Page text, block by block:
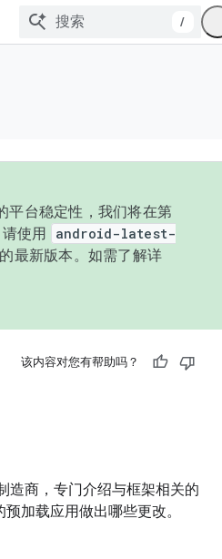
/
平台稳定性，我们将在第
使用
android-latest-
最新版本。如需了解详
该内容对您有帮助吗？
造商，专门介绍与框架相关的
加载应用做出哪些更改。